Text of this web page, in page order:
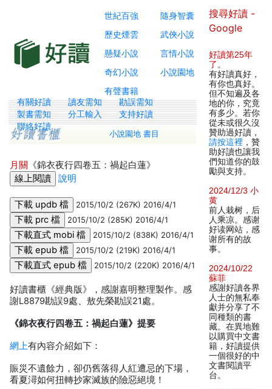
世紀百強
隨身智囊
歷史煙雲
武俠小說
懸疑小說
言情小說
奇幻小說
小說園地
有聲書籍
有關好讀 讀友需知
勘誤需知
製書需知
分工輸入
支持好讀
聯絡好讀
小說園地 書目
月關 《錦衣夜行四卷五：禍起白蓮》
說明
2015/10/2 (267K) 2016/4/1
2015/10/2 (285K) 2016/4/1
2015/10/2 (838K) 2016/4/1
2015/10/2 (219K) 2016/4/1
2015/10/2 (220K) 2016/4/1
好讀書櫃《經典版》，感謝嘉明整理製作。感
謝L8879勘誤9處、敖先榮勘誤21處。
《錦衣夜行四卷五：禍起白蓮》提要
網上有內容介紹如下：
賑災不遺餘力，卻仍舊落得人紅遭忌的下場，
看夏潯如何扭轉抄家滅族的險惡絕境！
搜尋好讀 -
Google
好讀第25年
了 。
有好讀真好，
有你也真好。
但不知遍及各
地的你，究竟
有多少。若你
從未或很久沒
贊助過好讀，
請按這裡 ，贊
助好讀也讓我
們知道你的鼓
勵與支持。
2024/12/3 小
黄
前人栽树，后
人乘凉。感谢
好读网站，感
谢所有的故
事。
2024/10/22
蘇菲
感謝好讀各界
人士的無私奉
獻并分享了不
同種類的書
藏。在異地難
以購買中文書
籍，好讀提供
一個很好的中
文書閱讀平
台。